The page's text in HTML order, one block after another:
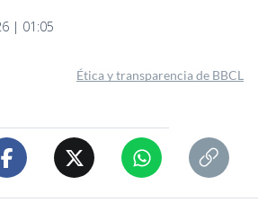
| 01:05
Ética y transparencia de BBCL